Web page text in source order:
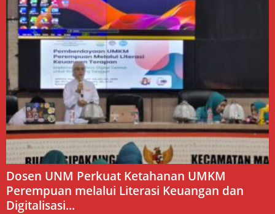
Dosen UNM Perkuat Ketahanan UMKM
Perempuan melalui Literasi Keuangan dan
Digitalisasi...